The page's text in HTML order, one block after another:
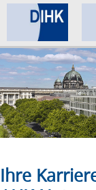
Home
Datenschutz
Impressum
Ihre